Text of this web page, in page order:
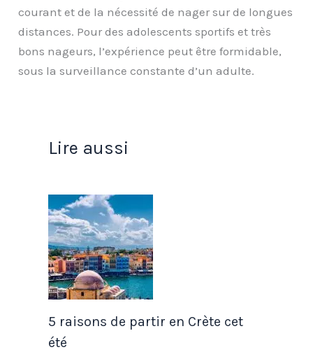
courant et de la nécessité de nager sur de longues
distances. Pour des adolescents sportifs et très
bons nageurs, l’expérience peut être formidable,
sous la surveillance constante d’un adulte.
Lire aussi
5 raisons de partir en Crète cet
été